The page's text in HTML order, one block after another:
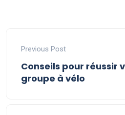
Previous Post
Conseils pour réussir
groupe à vélo